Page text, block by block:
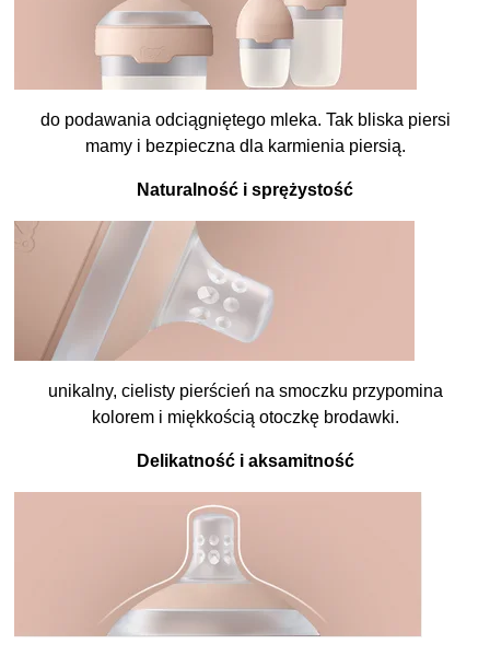
do podawania odciągniętego mleka. Tak bliska piersi
mamy i bezpieczna dla karmienia piersią.
Naturalność i sprężystość
unikalny, cielisty pierścień na smoczku przypomina
kolorem i miękkością otoczkę brodawki.
Delikatność i aksamitność